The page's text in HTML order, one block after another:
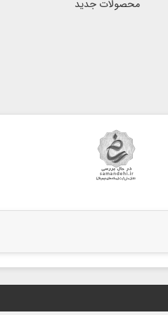
محصولات جدید